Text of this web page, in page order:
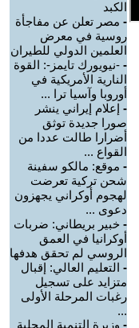
الكبد
- مصر تعلن عن مفاجأة
روسية في معرض
العلمين الدولي للطيران
- -نيويورك تايمز-: القوة
النارية الأمريكية في
أوروبا وآسيا ترا ...
- إعلام إيراني ينشر
صورا جديدة توثق
أضرارا طالت عددا من
القواع ...
- موقع: مالكو سفينة
شحن تركية تعرضت
لهجوم أوكراني يجهزون
دعوى ...
- خبير بريطاني: ضربات
أوكرانيا في العمق
الروسي لم تحقق هدفها
- التعليم العالي: إقبال
متزايد على تسجيل
رغبات المرحلة الأولى
...
- وزيرة التنمية المحلية